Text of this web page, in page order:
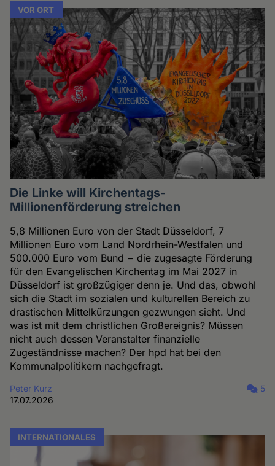
VOR ORT
Die Linke will Kirchentags-
Millionenförderung streichen
5,8 Millionen Euro von der Stadt Düsseldorf, 7
Millionen Euro vom Land Nordrhein-Westfalen und
500.000 Euro vom Bund − die zugesagte Förderung
für den Evangelischen Kirchentag im Mai 2027 in
Düsseldorf ist großzügiger denn je. Und das, obwohl
sich die Stadt im sozialen und kulturellen Bereich zu
drastischen Mittelkürzungen gezwungen sieht. Und
was ist mit dem christlichen Großereignis? Müssen
nicht auch dessen Veranstalter finanzielle
Zugeständnisse machen? Der hpd hat bei den
Kommunalpolitikern nachgefragt.
Peter Kurz
17.07.2026
5
INTERNATIONALES